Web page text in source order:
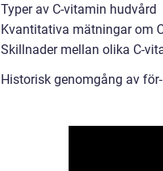
Typer av C-vitamin hudvård
Kvantitativa mätningar om
Skillnader mellan olika C-
Historisk genomgång av